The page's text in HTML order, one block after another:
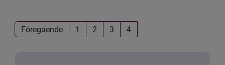
Föregående 1 2 3 4